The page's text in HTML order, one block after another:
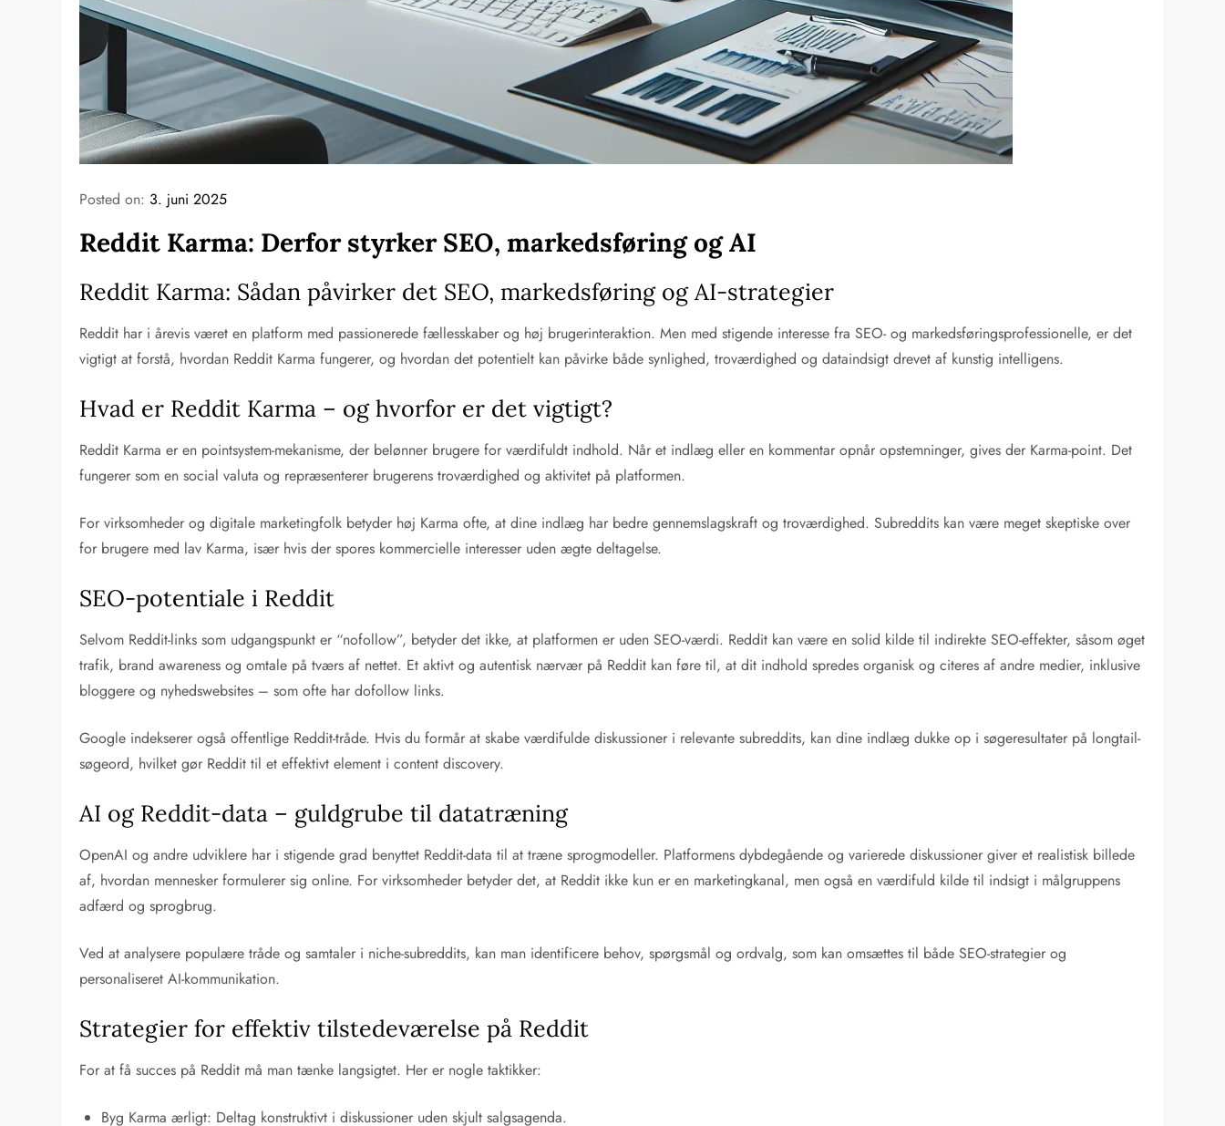
Posted on: 3. juni 2025
Reddit Karma: Derfor styrker SEO, markedsføring og AI
Reddit Karma: Sådan påvirker det SEO, markedsføring og AI-strategier
Reddit har i årevis været en platform med passionerede fællesskaber og høj brugerinteraktion. Men med stigende interesse fra SEO- og markedsføringsprofessionelle, er det
vigtigt at forstå, hvordan Reddit Karma fungerer, og hvordan det potentielt kan påvirke både synlighed, troværdighed og dataindsigt drevet af kunstig intelligens.
Hvad er Reddit Karma – og hvorfor er det vigtigt?
Reddit Karma er en pointsystem-mekanisme, der belønner brugere for værdifuldt indhold. Når et indlæg eller en kommentar opnår opstemninger, gives der Karma-point. Det
fungerer som en social valuta og repræsenterer brugerens troværdighed og aktivitet på platformen.
For virksomheder og digitale marketingfolk betyder høj Karma ofte, at dine indlæg har bedre gennemslagskraft og troværdighed. Subreddits kan være meget skeptiske over
for brugere med lav Karma, især hvis der spores kommercielle interesser uden ægte deltagelse.
SEO-potentiale i Reddit
Selvom Reddit-links som udgangspunkt er “nofollow”, betyder det ikke, at platformen er uden SEO-værdi. Reddit kan være en solid kilde til indirekte SEO-effekter, såsom øget
trafik, brand awareness og omtale på tværs af nettet. Et aktivt og autentisk nærvær på Reddit kan føre til, at dit indhold spredes organisk og citeres af andre medier, inklusive
bloggere og nyhedswebsites – som ofte har dofollow links.
Google indekserer også offentlige Reddit-tråde. Hvis du formår at skabe værdifulde diskussioner i relevante subreddits, kan dine indlæg dukke op i søgeresultater på longtail-
søgeord, hvilket gør Reddit til et effektivt element i content discovery.
AI og Reddit-data – guldgrube til datatræning
OpenAI og andre udviklere har i stigende grad benyttet Reddit-data til at træne sprogmodeller. Platformens dybdegående og varierede diskussioner giver et realistisk billede
af, hvordan mennesker formulerer sig online. For virksomheder betyder det, at Reddit ikke kun er en marketingkanal, men også en værdifuld kilde til indsigt i målgruppens
adfærd og sprogbrug.
Ved at analysere populære tråde og samtaler i niche-subreddits, kan man identificere behov, spørgsmål og ordvalg, som kan omsættes til både SEO-strategier og
personaliseret AI-kommunikation.
Strategier for effektiv tilstedeværelse på Reddit
For at få succes på Reddit må man tænke langsigtet. Her er nogle taktikker:
Byg Karma ærligt: Deltag konstruktivt i diskussioner uden skjult salgsagenda.